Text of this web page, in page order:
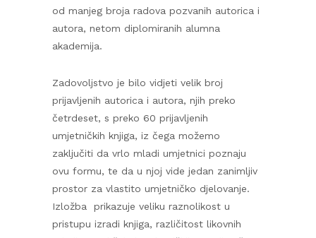
od manjeg broja radova pozvanih autorica i
autora, netom diplomiranih alumna
akademija.
Zadovoljstvo je bilo vidjeti velik broj
prijavljenih autorica i autora, njih preko
četrdeset, s preko 60 prijavljenih
umjetničkih knjiga, iz čega možemo
zaključiti da vrlo mladi umjetnici poznaju
ovu formu, te da u njoj vide jedan zanimljiv
prostor za vlastito umjetničko djelovanje.
Izložba prikazuje veliku raznolikost u
pristupu izradi knjiga, različitost likovnih